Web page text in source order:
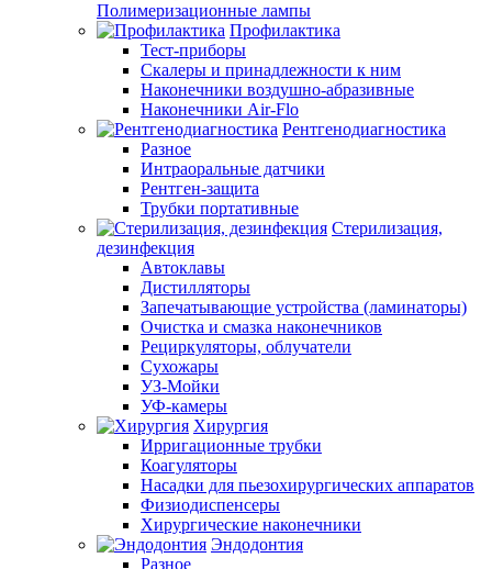
Полимеризационные лампы
Профилактика
Тест-приборы
Скалеры и принадлежности к ним
Наконечники воздушно-абразивные
Наконечники Air-Flo
Рентгенодиагностика
Разное
Интраоральные датчики
Рентген-защита
Трубки портативные
Стерилизация,
дезинфекция
Автоклавы
Дистилляторы
Запечатывающие устройства (ламинаторы)
Очистка и смазка наконечников
Рециркуляторы, облучатели
Сухожары
УЗ-Мойки
УФ-камеры
Хирургия
Ирригационные трубки
Коагуляторы
Насадки для пьезохирургических аппаратов
Физиодиспенсеры
Хирургические наконечники
Эндодонтия
Разное